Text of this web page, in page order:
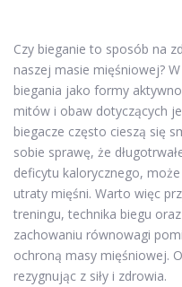
Czy bieganie to sposób na
naszej masie mięśniowej?
biegania jako formy
mitów i obaw dotyczących
biegacze często cieszą się
sobie sprawę, że
deficytu kalorycznego,
utraty mięśni. Warto więc
treningu, technika biegu
zachowaniu równowagi
ochroną masy mięśniowej.
rezygnując z siły i zdrowia.